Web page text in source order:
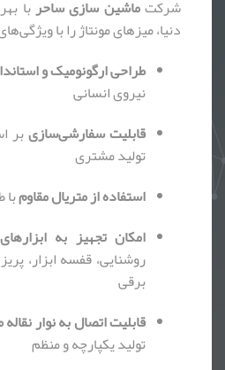
شرکتماشین سازی ساحربا
دنیا، میزهای مونتاژ را با
طراحی ارگونومیک و
نیروی انسانی
قابلیت سفارشی‌سازیبر
تولید مشتری
استفاده از متریال مقاوم
امکان تجهیز به
روشنایی، قفسه ابزار،
برقی
قابلیت اتصال به نوار نقاله
تولید یکپارچه و منظم